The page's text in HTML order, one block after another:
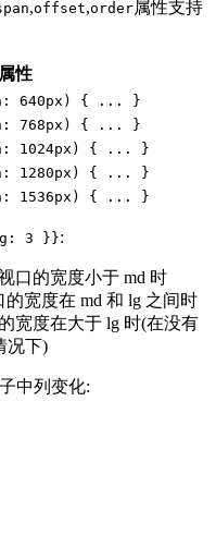
,offset,order属性支持
性
640px) { ... }
768px) { ... }
1024px) { ... }
1280px) { ... }
1536px) { ... }
3 }}:
口的宽度小于 md 时
的宽度在 md 和 lg 之间时
宽度在大于 lg 时(在没有
况下)
中列变化: